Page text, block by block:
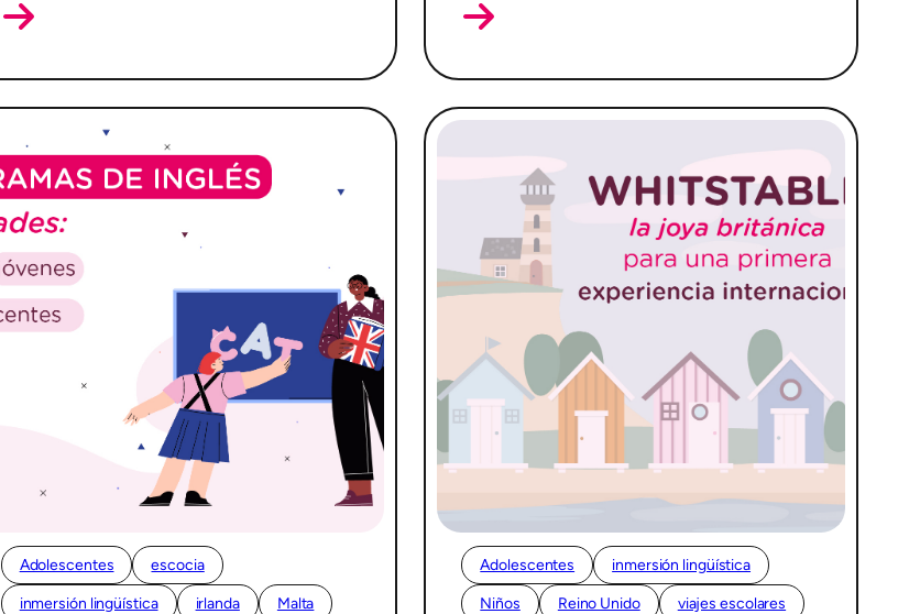
Adolescentes escocia
inmersión lingüística irlanda Malta
Adolescentes inmersión lingüística
Niños Reino Unido
viajes escolares